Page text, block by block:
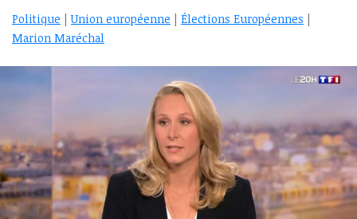
Politique |Union européenne | Élections Européennes |
Marion Maréchal